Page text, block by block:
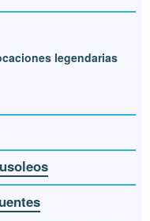
legendarias